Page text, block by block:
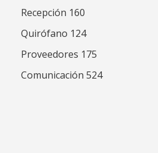
Recepción 160
Quirófano 124
Proveedores 175
Comunicación 524